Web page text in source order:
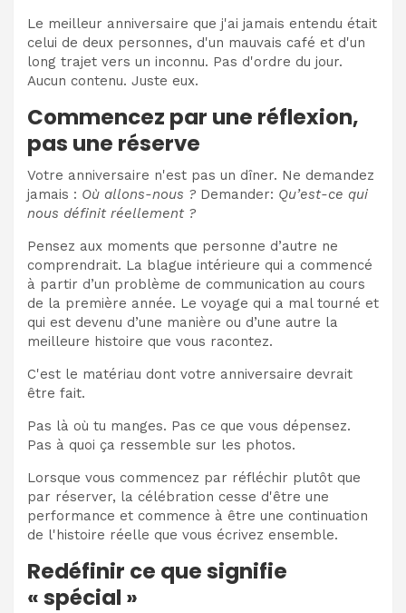
Le meilleur anniversaire que j'ai jamais entendu était
celui de deux personnes, d'un mauvais café et d'un
long trajet vers un inconnu. Pas d'ordre du jour.
Aucun contenu. Juste eux.
Commencez par une réflexion,
pas une réserve
Votre anniversaire n'est pas un dîner. Ne demandez
jamais : Où allons-nous ? Demander: Qu’est-ce qui
nous définit réellement ?
Pensez aux moments que personne d’autre ne
comprendrait. La blague intérieure qui a commencé
à partir d’un problème de communication au cours
de la première année. Le voyage qui a mal tourné et
qui est devenu d’une manière ou d’une autre la
meilleure histoire que vous racontez.
C'est le matériau dont votre anniversaire devrait
être fait.
Pas là où tu manges. Pas ce que vous dépensez.
Pas à quoi ça ressemble sur les photos.
Lorsque vous commencez par réfléchir plutôt que
par réserver, la célébration cesse d'être une
performance et commence à être une continuation
de l'histoire réelle que vous écrivez ensemble.
Redéfinir ce que signifie
« spécial »